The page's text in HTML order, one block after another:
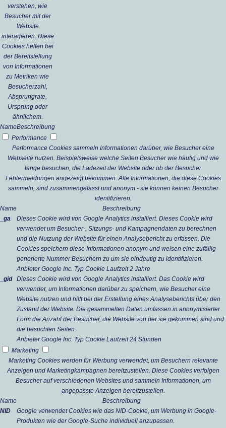
verstehen, wie
Besucher mit der
Website
interagieren. Diese
Cookies helfen bei
der Bereitstellung
von Informationen
zu Metriken wie
Besucherzahl,
Absprungrate,
Ursprung oder
ähnlichem.
NameBeschreibung
Performance
Performance Cookies sammeln Informationen darüber, wie Besucher eine
Webseite nutzen. Beispielsweise welche Seiten Besucher wie häufig und wie
lange besuchen, die Ladezeit der Website oder ob der Besucher
Fehlermeldungen angezeigt bekommen. Alle Informationen, die diese Cookies
sammeln, sind zusammengefasst und anonym - sie können keinen Besucher
identifizieren.
Name
Beschreibung
_ga
Dieses Cookie wird von Google Analytics installiert. Dieses Cookie wird
verwendet um Besucher-, Sitzungs- und Kampagnendaten zu berechnen
und die Nutzung der Website für einen Analysebericht zu erfassen. Die
Cookies speichern diese Informationen anonym und weisen eine zufällig
generierte Nummer Besuchern zu um sie eindeutig zu identifizieren.
Anbieter Google Inc. Typ Cookie Laufzeit 2 Jahre
_gid
Dieses Cookie wird von Google Analytics installiert. Das Cookie wird
verwendet, um Informationen darüber zu speichern, wie Besucher eine
Website nutzen und hilft bei der Erstellung eines Analyseberichts über den
Zustand der Website. Die gesammelten Daten umfassen in anonymisierter
Form die Anzahl der Besucher, die Website von der sie gekommen sind und
die besuchten Seiten.
Anbieter Google Inc. Typ Cookie Laufzeit 24 Stunden
Marketing
Marketing Cookies werden für Werbung verwendet, um Besuchern relevante
Anzeigen und Marketingkampagnen bereitzustellen. Diese Cookies verfolgen
Besucher auf verschiedenen Websites und sammeln Informationen, um
angepasste Anzeigen bereitzustellen.
Name
Beschreibung
NID
Google verwendet Cookies wie das NID-Cookie, um Werbung in Google-
Produkten wie der Google-Suche individuell anzupassen.